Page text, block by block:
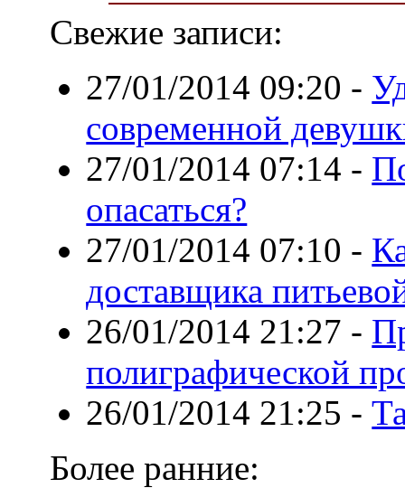
Свежие записи:
27/01/2014 09:20 -
современной
27/01/2014 07:14 -
опасаться?
27/01/2014 07:10 -
доставщика
26/01/2014 21:27 -
полиграфической
26/01/2014 21:25 -
Более ранние: